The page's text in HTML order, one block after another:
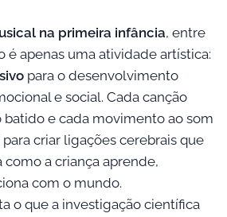
na primeira infância, entre
é apenas uma atividade artística:
para o desenvolvimento
e social. Cada canção
e cada movimento ao som
criar ligações cerebrais que
a criança aprende,
com o mundo.
o que a investigação científica